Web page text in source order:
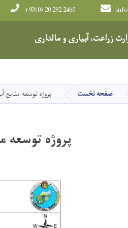
زراعت، آبیاری و مالداری
+93(0) 20 292 2460
Main
صفحه نخست پروژه توسعه منابع
پروژه توسعه